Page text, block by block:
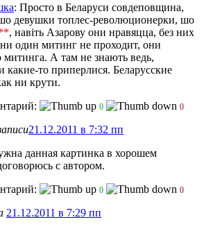
: Просто в Беларуси совдеповщина,
девушки топлес-революционерки, шо
, навіть Азарову они нравяцца, без них
один митинг не проходит, они
митинга. А там не знають ведь,
какие-то приперлися. Беларусские
ни крути.
0 0
21.12.2011 в 7:32 пп
данная картинка в хорошем
с автором.
0 0
21.12.2011 в 7:29 пп